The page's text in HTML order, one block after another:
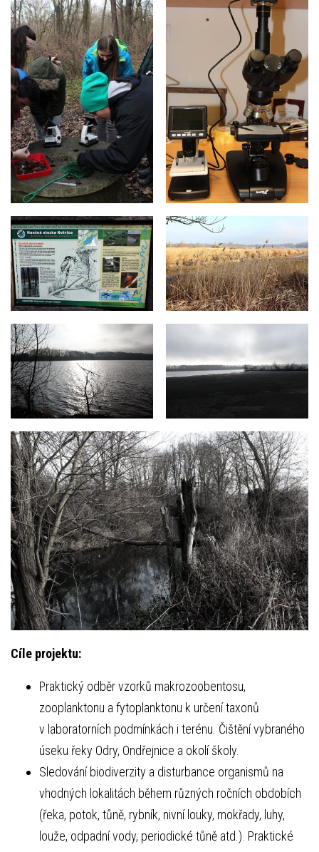
Cíle projektu:
Praktický odběr vzorků makrozoobentosu,
zooplanktonu a fytoplanktonu k určení taxonů
v laboratorních podmínkách i terénu. Čištění vybraného
úseku řeky Odry, Ondřejnice a okolí školy.
Sledování biodiverzity a disturbance organismů na
vhodných lokalitách během různých ročních obdobích
(řeka, potok, tůně, rybník, nivní louky, mokřady, luhy,
louže, odpadní vody, periodické tůně atd.). Praktické